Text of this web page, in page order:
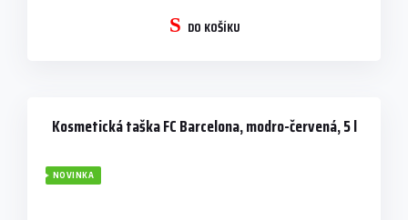
DO KOŠÍKU
Kosmetická taška FC Barcelona, modro-červená, 5 l
NOVINKA